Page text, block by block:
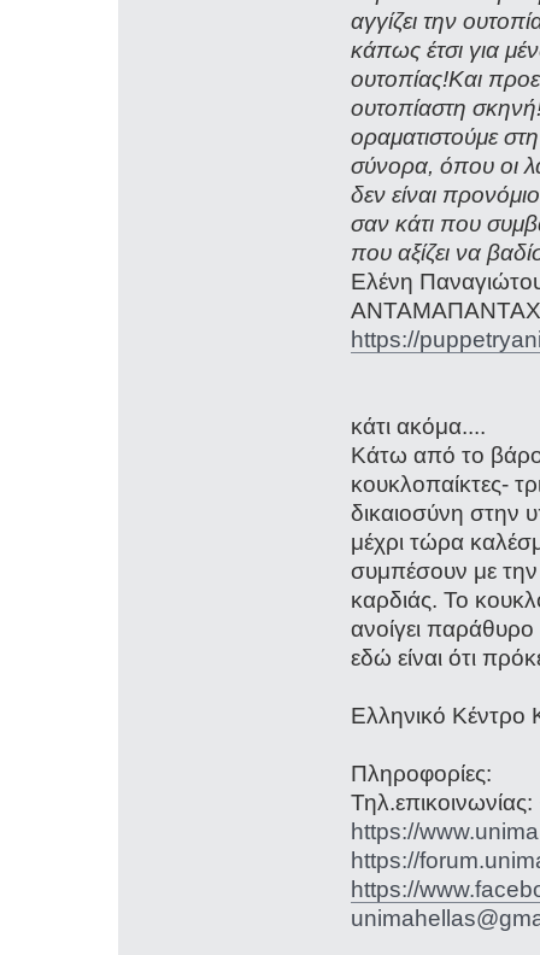
αγγίζει την
κάπως έτσι για
ουτοπίας!Και
ουτοπίαστη
οραματιστούμε
σύνορα, όπου οι
δεν είναι
σαν κάτι που
που αξίζει να
Ελένη
https://
κάτι ακόμα....
Κάτω από το
κουκλοπαίκτες-
δικαιοσύνη στην
μέχρι τώρα
συμπέσουν με
καρδιάς. Το
ανοίγει
εδώ είναι ότι
Ελληνικό
Πληροφορίες:
https://
https://
https://